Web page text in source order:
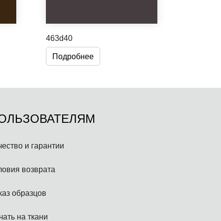
463d40
Подробнее
и гарантии
возврата
образцов
на ткани